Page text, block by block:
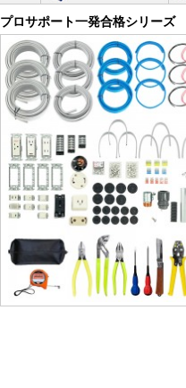
プロサポート一発合格シリーズ